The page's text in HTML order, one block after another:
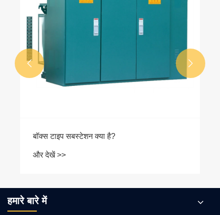
बॉक्स टाइप सबस्टेशन क्या है?
और देखें >>
 
हमारे बारे में